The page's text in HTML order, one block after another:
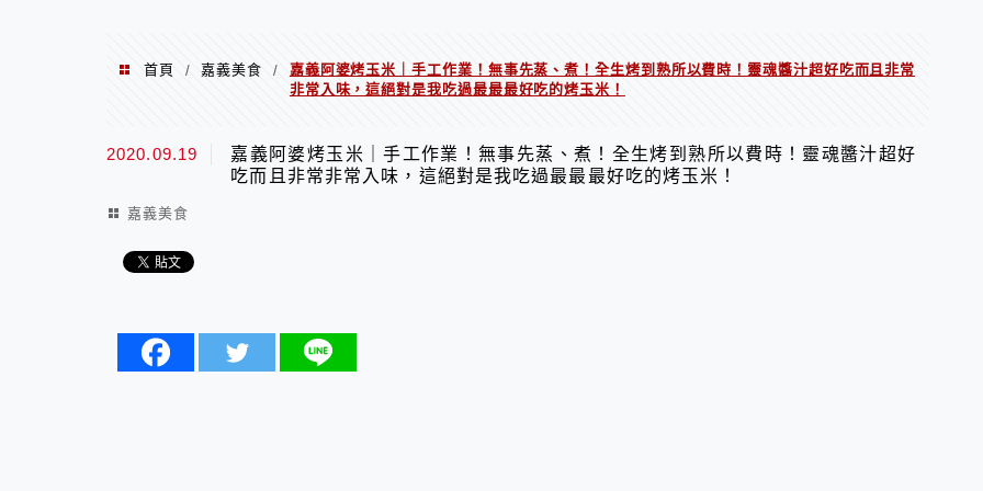
首頁 / 嘉義美食 /
嘉義阿婆烤玉米｜手工作業！無事先蒸、煮！全生烤到熟所以費時！靈魂醬汁超好吃而且非常
非常入味，這絕對是我吃過最最最好吃的烤玉米！
2020.09.19
嘉義阿婆烤玉米｜手工作業！無事先蒸、煮！全生烤到熟所以費時！靈魂醬汁超好
吃而且非常非常入味，這絕對是我吃過最最最好吃的烤玉米！
嘉義美食